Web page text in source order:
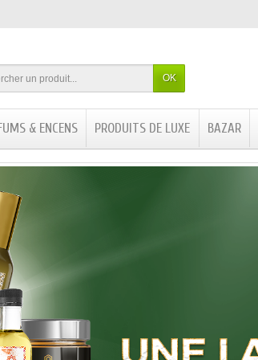
OK
& ENCENS PRODUITS DE LUXE BAZAR